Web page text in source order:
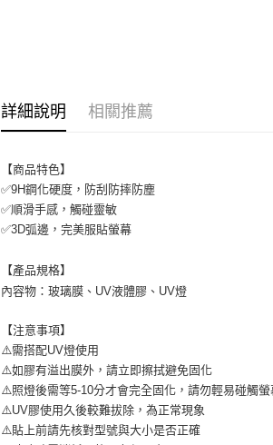
詳細說明 相關推薦
【商品特色】
✅9H鋼化硬度，防刮防摔防塵
✅順滑手感，觸碰靈敏
✅3D弧邊，完美服貼螢幕
【產品規格】
內容物：玻璃膜、UV液體膠、UV燈
【注意事項】
⚠️需搭配UV燈使用
⚠️如膠有溢出膜外，請立即擦拭避免固化
⚠️照燈後需等5-10分才會完全固化，請勿輕易碰觸螢
⚠️UV膠使用久後較難拔除，為正常現象
⚠️貼上前請先核對型號與大小是否正確